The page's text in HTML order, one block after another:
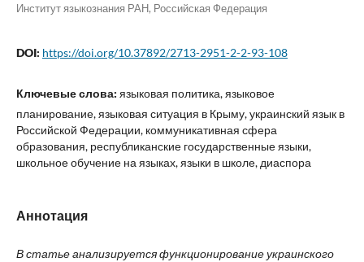
Институт языкознания РАН, Российская Федерация
DOI: https://doi.org/10.37892/2713-2951-2-2-93-108
Ключевые слова: языковая политика, языковое
планирование, языковая ситуация в Крыму, украинский язык в
Российской Федерации, коммуникативная сфера
образования, республиканские государственные языки,
школьное обучение на языках, языки в школе, диаспора
Аннотация
В статье анализируется функционирование украинского